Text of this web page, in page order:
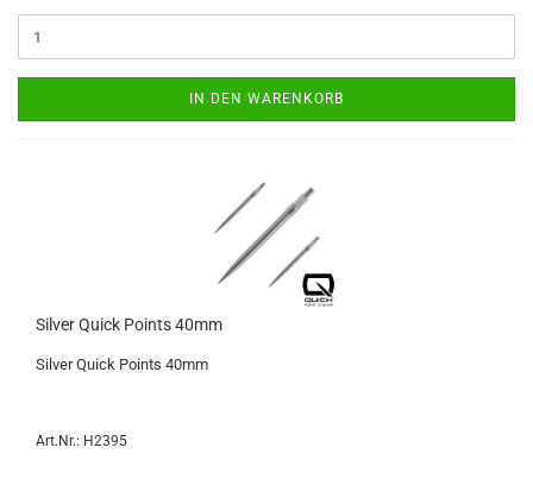
IN DEN WARENKORB
Sil­ver Quick Points 40mm
Sil­ver Quick Points 40mm
Art.Nr.: H2395